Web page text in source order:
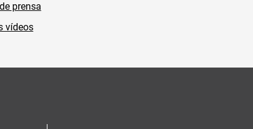
prensa
vídeos